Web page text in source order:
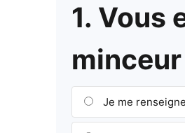
1. Vous
minceur
Je me